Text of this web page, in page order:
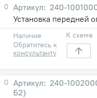
0
240-
Установка передней
Наличие
Обратитесь к
консультанту
К схеме
0
240-
Б2)